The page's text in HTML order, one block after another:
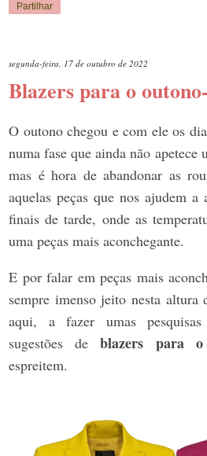
Partilhar
segunda-feira, 17 de outubro de 2022
Blazers para o
O outono chegou e com ele os
numa fase que ainda não apetece
mas é hora de abandonar as
aquelas peças que nos ajudem a
finais de tarde, onde as
uma peças mais aconchegante.
E por falar em peças mais
sempre imenso jeito nesta
aqui, a fazer umas
sugestões deblazers para o
espreitem.